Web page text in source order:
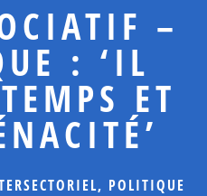
–
: ‘IL
ET
, POLITIQUE